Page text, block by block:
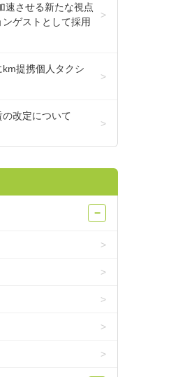
速させる新たな視点
ゲストとして採用
提携個人タクシ
改定について
−